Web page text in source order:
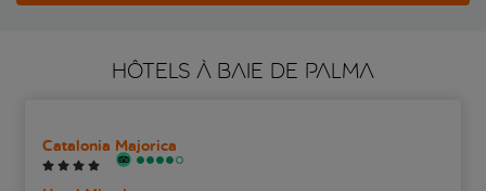
HÔTELS À BAIE DE PALMA
Catalonia Majorica